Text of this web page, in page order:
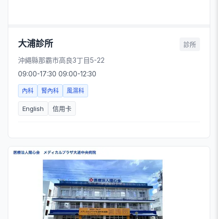
大浦診所 診所
沖繩縣那霸市高良3丁目5-22
09:00-17:30 09:00-12:30
內科 腎內科 風濕科
English 信用卡